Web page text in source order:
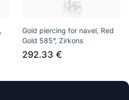
Gold piercing for navel, Red
Gold 585°, Zirkons
292.33 €